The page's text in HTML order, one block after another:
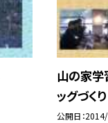
山の家
ッグづくり
公開日